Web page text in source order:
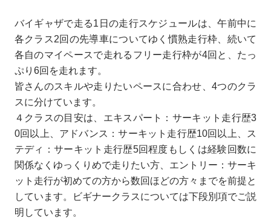
バイギャザで走る1日の走行スケジュールは、午前中に
各クラス2回の先導車についてゆく慣熟走行枠、続いて
各自のマイペースで走れるフリー走行枠が4回と、たっ
ぷり6回を走れます。
皆さんのスキルや走りたいペースに合わせ、4つのクラ
スに分けています。
４クラスの目安は、エキスパート：サーキット走行歴3
0回以上、アドバンス：サーキット走行歴10回以上、ス
テディ：サーキット走行歴5回程度もしくは経験回数に
関係なくゆっくりめで走りたい方、エントリー：サーキ
ット走行が初めての方から数回ほどの方々までを前提と
しています。ビギナークラスについては下段別項でご説
明しています。